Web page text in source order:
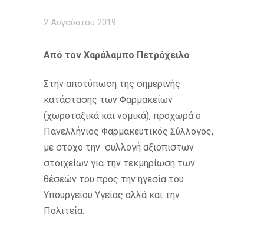
2 Αυγούστου 2019
Από τον Χαράλαμπο Πετρόχειλο
Στην αποτύπωση της σημερινής
κατάστασης των Φαρμακείων
(χωροταξικά και νομικά), προχωρά ο
Πανελλήνιος Φαρμακευτικός Σύλλογος,
με στόχο την συλλογή αξιόπιστων
στοιχείων για την τεκμηρίωση των
θέσεών του προς την ηγεσία του
Υπουργείου Υγείας αλλά και την
Πολιτεία.